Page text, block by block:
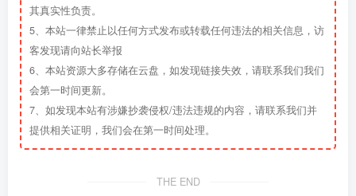
其真实性负责。
5、本站一律禁止以任何方式发布或转载任何违法的相关信息，访
客发现请向站长举报
6、本站资源大多存储在云盘，如发现链接失效，请联系我们我们
会第一时间更新。
7、如发现本站有涉嫌抄袭侵权/违法违规的内容，请联系我们并
提供相关证明，我们会在第一时间处理。
THE END